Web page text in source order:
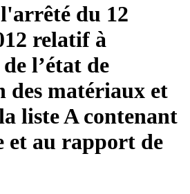
du 12
relatif à
l’état de
des matériaux et
liste A contenant
et au rapport de